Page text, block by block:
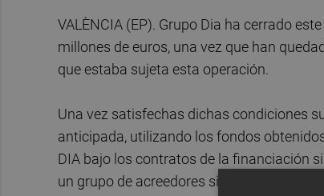
VALÈNCIA (EP). Grupo Dia ha cerrado
millones de euros, una vez que han
que estaba sujeta esta operación.
Una vez satisfechas dichas condiciones
anticipada, utilizando los fondos
DIA bajo los contratos de la financiación
un grupo de acreedores sindicados por